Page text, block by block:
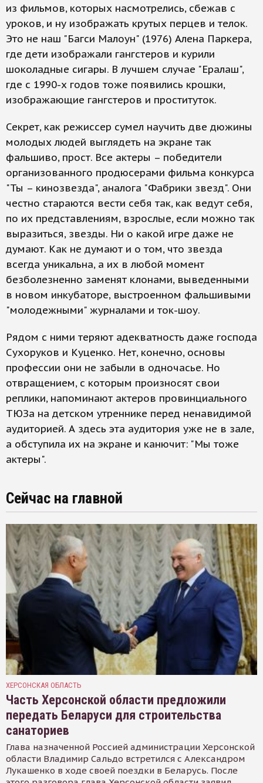
из фильмов, которых насмотрелись, сбежав с
уроков, и ну изображать крутых перцев и телок.
Это не наш "Багси Малоун" (1976) Алена Паркера,
где дети изображали гангстеров и курили
шоколадные сигары. В лучшем случае "Ералаш",
где с 1990-х годов тоже появились крошки,
изображающие гангстеров и проституток.
Секрет, как режиссер сумел научить две дюжины
молодых людей выглядеть на экране так
фальшиво, прост. Все актеры – победители
организованного продюсерами фильма конкурса
"Ты – кинозвезда", аналога "Фабрики звезд". Они
честно стараются вести себя так, как ведут себя,
по их представлениям, взрослые, если можно так
выразиться, звезды. Ни о какой игре даже не
думают. Как не думают и о том, что звезда
всегда уникальна, а их в любой момент
безболезненно заменят клонами, выведенными
в новом инкубаторе, выстроенном фальшивыми
"молодежными" журналами и ток-шоу.
Рядом с ними теряют адекватность даже господа
Сухоруков и Куценко. Нет, конечно, основы
профессии они не забыли в одночасье. Но
отвращением, с которым произносят свои
реплики, напоминают актеров провинциального
ТЮЗа на детском утреннике перед ненавидимой
аудиторией. А здесь эта аудитория уже не в зале,
а обступила их на экране и канючит: "Мы тоже
актеры".
Сейчас на главной
ХЕРСОНСКАЯ ОБЛАСТЬ
Часть Херсонской области предложили
передать Беларуси для строительства
санаториев
Глава назначенной Россией администрации Херсонской
области Владимир Сальдо встретился с Александром
Лукашенко в ходе своей поездки в Беларусь. После